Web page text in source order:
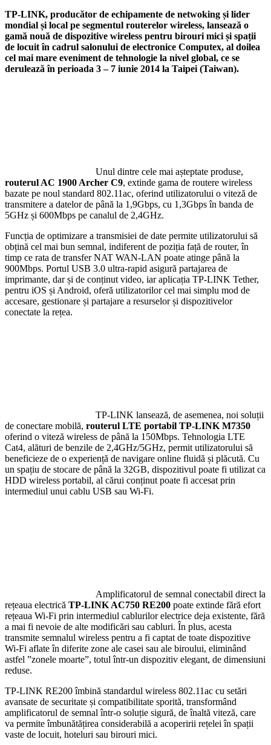
TP-LINK, producător de echipamente de netwoking și lider
mondial și local pe segmentul routerelor wireless, lansează o
gamă nouă de dispozitive wireless pentru birouri mici și spații
de locuit în cadrul salonului de electronice Computex, al doilea
cel mai mare eveniment de tehnologie la nivel global, ce se
derulează în perioada 3 – 7 iunie 2014 la Taipei (Taiwan).
Unul dintre cele mai așteptate produse,
routerul AC 1900 Archer C9, extinde gama de routere wireless
bazate pe noul standard 802.11ac, oferind utilizatorului o viteză de
transmitere a datelor de până la 1,9Gbps, cu 1,3Gbps în banda de
5GHz și 600Mbps pe canalul de 2,4GHz.
Funcția de optimizare a transmisiei de date permite utilizatorului să
obțină cel mai bun semnal, indiferent de poziția față de router, în
timp ce rata de transfer NAT WAN-LAN poate atinge până la
900Mbps. Portul USB 3.0 ultra-rapid asigură partajarea de
imprimante, dar și de conținut video, iar aplicația TP-LINK Tether,
pentru iOS și Android, oferă utilizatorilor cel mai simplu mod de
accesare, gestionare și partajare a resurselor și dispozitivelor
conectate la rețea.
TP-LINK lansează, de asemenea, noi soluții
de conectare mobilă, routerul LTE portabil TP-LINK M7350
oferind o viteză wireless de până la 150Mbps. Tehnologia LTE
Cat4, alături de benzile de 2,4GHz/5GHz, permit utilizatorului să
beneficieze de o experiență de navigare online fluidă și plăcută. Cu
un spațiu de stocare de până la 32GB, dispozitivul poate fi utilizat ca
HDD wireless portabil, al cărui conținut poate fi accesat prin
intermediul unui cablu USB sau Wi-Fi.
Amplificatorul de semnal conectabil direct la
rețeaua electrică TP-LINK AC750 RE200 poate extinde fără efort
rețeaua Wi-Fi prin intermediul cablurilor electrice deja existente, fără
a mai fi nevoie de alte modificări sau cabluri. În plus, acesta
transmite semnalul wireless pentru a fi captat de toate dispozitive
Wi-Fi aflate în diferite zone ale casei sau ale biroului, eliminând
astfel ”zonele moarte”, totul într-un dispozitiv elegant, de dimensiuni
reduse.
TP-LINK RE200 îmbină standardul wireless 802.11ac cu setări
avansate de securitate și compatibilitate sporită, transformând
amplificatorul de semnal într-o soluție sigură, de înaltă viteză, care
va permite îmbunătățirea considerabilă a acoperirii rețelei în spații
vaste de locuit, hoteluri sau birouri mici.